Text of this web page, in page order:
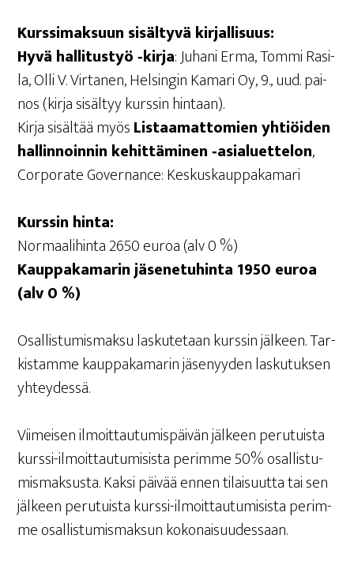
Kurs­si­mak­suun sisäl­ty­vä kirjallisuus:
Hyvä hal­li­tus­työ ‑kir­ja: Juha­ni Erma, Tom­mi Rasi­
la, Olli V. Vir­ta­nen, Hel­sin­gin Kama­ri Oy, 9., uud. pai­
nos (kir­ja sisäl­tyy kurs­sin hintaan).
Kir­ja sisäl­tää myösLis­taa­mat­to­mien yhtiöi­den
hal­lin­noin­nin kehit­tä­mi­nen ‑asia­luet­te­lon,
Cor­po­ra­te Gover­nance: Keskuskauppakamari
Kurs­sin hinta:
Nor­maa­li­hin­ta 2650 euroa (alv 0 %)
Kaup­pa­ka­ma­rin jäse­ne­tu­hin­ta 1950 euroa
(alv 0 %)
Osal­lis­tu­mis­mak­su las­ku­te­taan kurs­sin jäl­keen. Tar­
kis­tam­me kaup­pa­ka­ma­rin jäse­nyy­den las­ku­tuk­sen
yhteydessä.
Vii­mei­sen ilmoit­tau­tu­mis­päi­vän jäl­keen peru­tuis­ta
kurs­si-ilmoit­tau­tu­mi­sis­ta perim­me 50% osal­lis­tu­
mis­mak­sus­ta. Kak­si päi­vää ennen tilai­suut­ta tai sen
jäl­keen peru­tuis­ta kurs­si-ilmoit­tau­tu­mi­sis­ta perim­
me osal­lis­tu­mis­mak­sun kokonaisuudessaan.